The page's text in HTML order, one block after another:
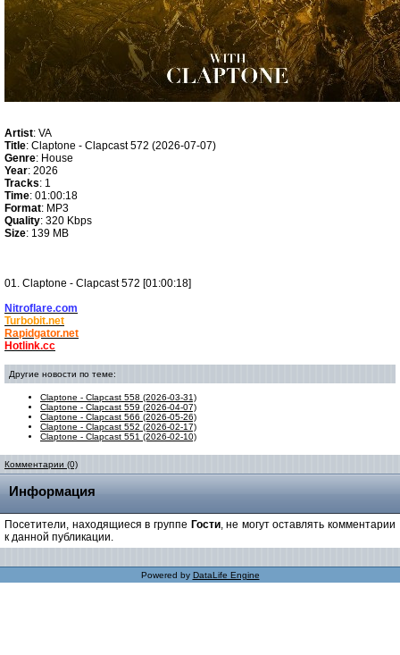
Artist: VA
Title: Claptone - Clapcast 572 (2026-07-07)
Genre: House
Year: 2026
Tracks: 1
Time: 01:00:18
Format: MP3
Quality: 320 Kbps
Size: 139 MB
01. Claptone - Clapcast 572 [01:00:18]
Nitroflare.com
Turbobit.net
Rapidgator.net
Hotlink.cc
Другие новости по теме:
Claptone - Clapcast 558 (2026-03-31)
Claptone - Clapcast 559 (2026-04-07)
Claptone - Clapcast 566 (2026-05-26)
Claptone - Clapcast 552 (2026-02-17)
Claptone - Clapcast 551 (2026-02-10)
Комментарии (0)
Информация
Посетители, находящиеся в группе Гости, не могут оставлять комментарии
к данной публикации.
Powered by DataLife Engine